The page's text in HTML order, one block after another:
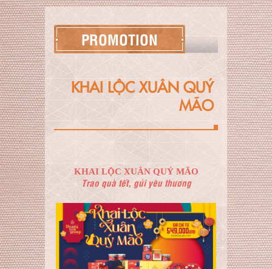
PROMOTION
KHAI LỘC XUÂN QUÝ
MÃO
KHAI LỘC XUÂN QUÝ MÃO
Trao quà tết, gửi yêu thương